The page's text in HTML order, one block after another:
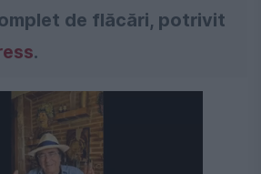
de flăcări, potrivit
.